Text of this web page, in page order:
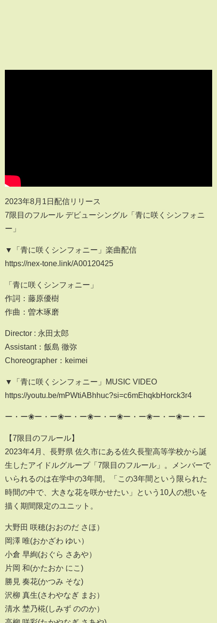
2023年8月1日配信リリース
7限目のフルール デビューシングル「青に咲くシンフォニ
ー」
▼「青に咲くシンフォニー」楽曲配信
https://nex-tone.link/A00120425
「青に咲くシンフォニー」
作詞：藤原優樹
作曲：曽木琢磨
Director : 永田太郎
Assistant：飯島 徹弥
Choreographer：keimei
▼「青に咲くシンフォニー」MUSIC VIDEO
https://youtu.be/mPWtiABhhuc?si=c6mEhqkbHorck3r4
ー・ー❀ー・ー❀ー・ー❀ー・ー❀ー・ー❀ー・ー❀ー・ー
【7限目のフルール】
2023年4月、長野県 佐久市にある佐久長聖高等学校から誕
生したアイドルグループ「7限目のフルール」。メンバーで
いられるのは在学中の3年間。「この3年間という限られた
時間の中で、大きな花を咲かせたい」という10人の想いを
描く期間限定のユニット。
大野田 咲穂(おおのだ さほ）
岡澤 唯(おかざわ ゆい）
小倉 早絢(おぐら さあや）
片岡 和(かたおか にこ)
勝見 奏花(かつみ そな)
沢柳 真生(さわやなぎ まお）
清水 埜乃椛(しみず ののか）